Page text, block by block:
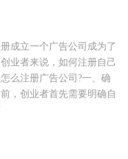
成立一个广告公司成为了
业者来说，如何注册自己
么注册广告公司?一、确
，创业者首先需要明确自